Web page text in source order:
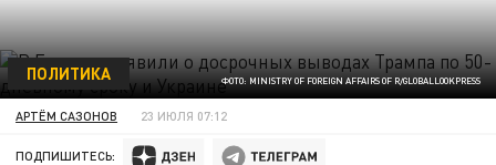
ФОТО: MINISTRY OF FOREIGN AFFAIRS OF R/GLOBALLOOKPRESS
ПОЛИТИКА
АРТЁМ САЗОНОВ 23 ИЮЛЯ 07:12
ПОДПИШИТЕСЬ: